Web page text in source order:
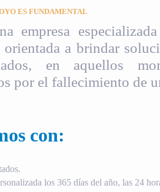
ES FUNDAMENTAL
empresa
orientada a brindar
en aquellos
por el fallecimiento de
con:
los 365 días del año, las 24